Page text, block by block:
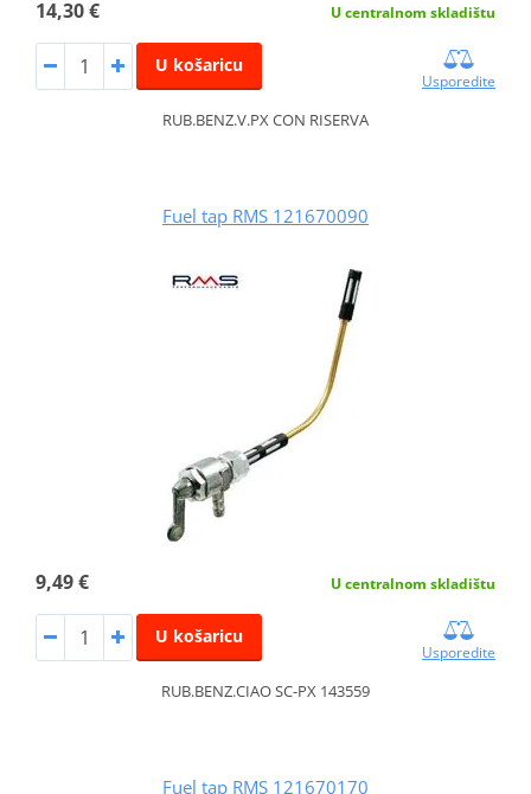
14,30 € U centralnom skladištu
U košaricu
Usporedite
RUB.BENZ.V.PX CON RISERVA
Fuel tap RMS 121670090
9,49 € U centralnom skladištu
U košaricu
Usporedite
RUB.BENZ.CIAO SC-PX 143559
Fuel tap RMS 121670170